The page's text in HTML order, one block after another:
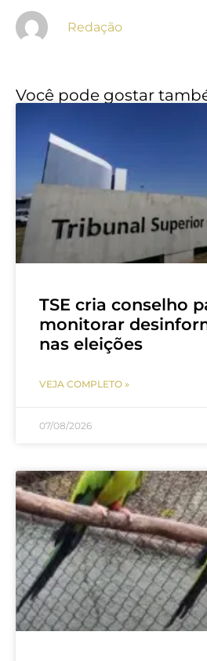
Redação
Você pode gostar
TSE cria conselho
monitorar
nas eleições
VEJA COMPLETO »
07/08/2026